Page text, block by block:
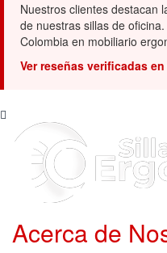
Nuestros clientes destacan
de nuestras sillas de
Colombia en mobiliario
Ver reseñas verificadas
Acerca de